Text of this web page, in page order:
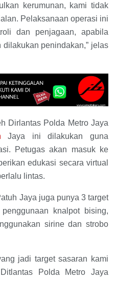
kerumunan, kami tidak
Pelaksanaan operasi ini
dan penjagaan, apabila
penindakan,” jelas
Dirlantas Polda Metro Jaya
Jaya ini dilakukan guna
Petugas akan masuk ke
edukasi secara virtual
lintas.
Jaya juga punya 3 target
knalpot bising,
sirine dan strobo
jadi target sasaran kami
Polda Metro Jaya